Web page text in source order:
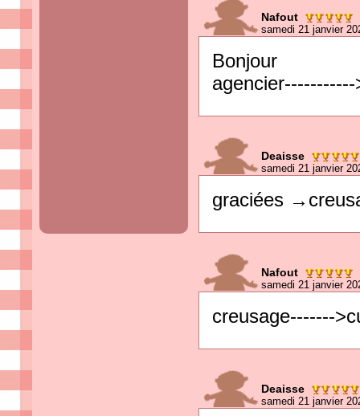
Nafout
samedi 21 janvier
Bonjour
Deaisse
samedi 21 janvier
graciées
Nafout
samedi 21 janvier
creusage-------
Deaisse
samedi 21 janvier